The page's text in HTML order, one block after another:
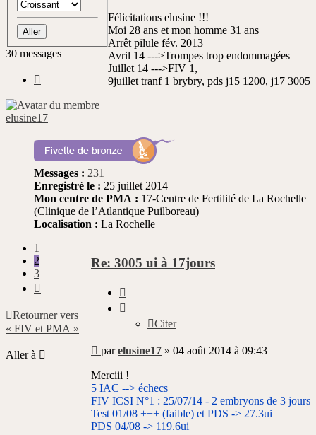
lu
Félicitations elusine !!!
Moi 28 ans et mon homme 31 ans
Arrêt pilule fév. 2013
Avril 14 --->Trompes trop endommagées
Juillet 14 --->FIV 1,
9juillet tranf 1 brybry, pds j15 1200, j17 3005
elusine17
Messages : 231
Enregistré le : 25 juillet 2014
Mon centre de PMA : 17-Centre de Fertilité de La Rochelle
(Clinique de l’Atlantique Puilboreau)
Localisation : La Rochelle
Re: 3005 ui à 17jours
Citer
Message
non
lu
parelusine17 » 04 août 2014 à 09:43
Merciii !
5 IAC --> échecs
FIV ICSI N°1 : 25/07/14 - 2 embryons de 3 jours
Test 01/08 +++ (faible) et PDS -> 27.3ui
PDS 04/08 -> 119.6ui
30 messages
1
2
3
Retourner vers
« FIV et PMA »
Aller à